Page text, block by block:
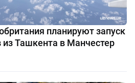
планируют запуск
Ташкента в Манчестер